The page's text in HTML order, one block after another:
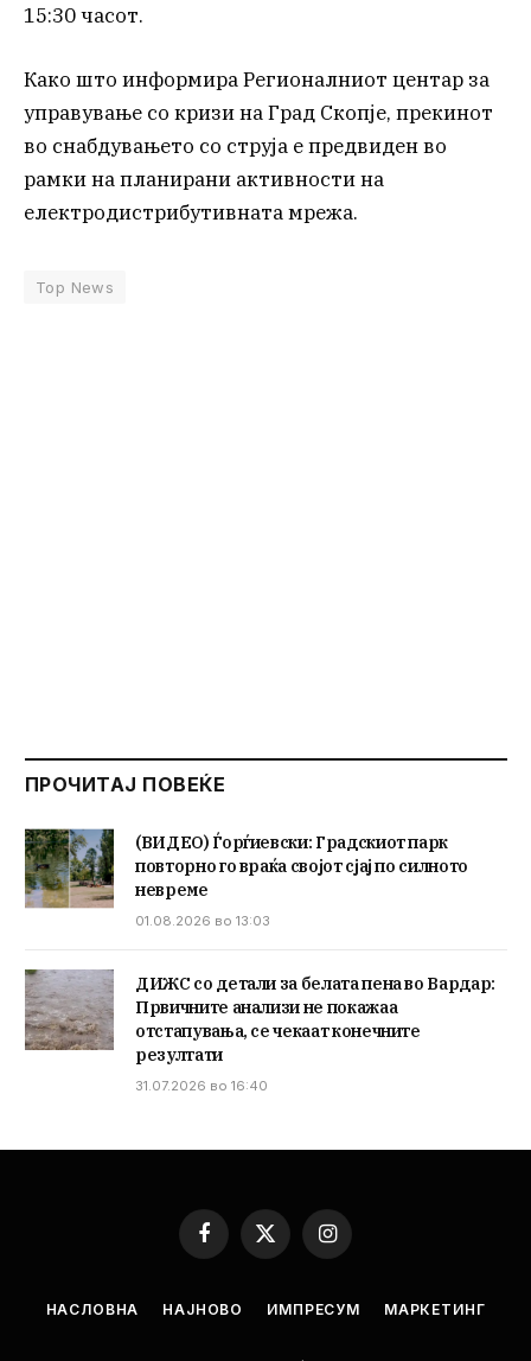
15:30 часот.
Како што информира Регионалниот центар за
управување со кризи на Град Скопје, прекинот
во снабдувањето со струја е предвиден во
рамки на планирани активности на
електродистрибутивната мрежа.
Top News
ПРОЧИТАЈ ПОВЕЌЕ
(ВИДЕО) Ѓорѓиевски: Градскиот парк
повторно го враќа својот сјај по силното
невреме
01.08.2026 во 13:03
ДИЖС со детали за белата пена во Вардар:
Првичните анализи не покажаа
отстапувања, се чекаат конечните
резултати
31.07.2026 во 16:40
Facebook
X
(Twitter)
Instagram
НАСЛОВНА НАЈНОВО ИМПРЕСУМ МАРКЕТИНГ